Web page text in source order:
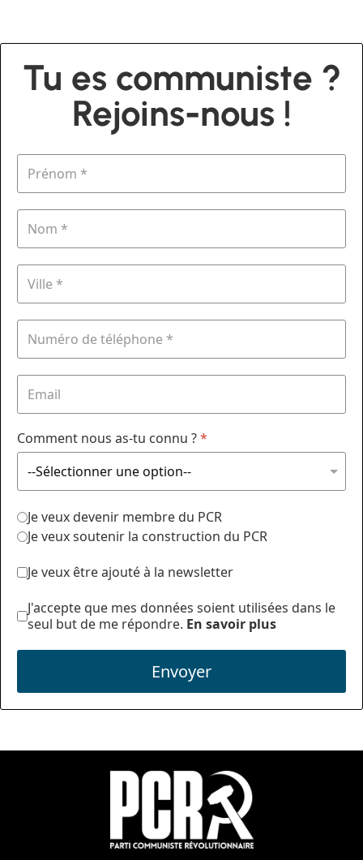
Tu es communiste ?
Rejoins-nous !
Comment nous as-tu connu ?*
Je veux devenir membre du PCR
Je veux soutenir la construction du PCR
Je veux être ajouté à la newsletter
J'accepte que mes données soient utilisées dans le
seul but de me répondre. En savoir plus
Envoyer